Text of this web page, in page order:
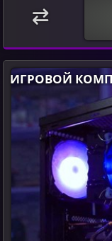
ИГРОВОЙ